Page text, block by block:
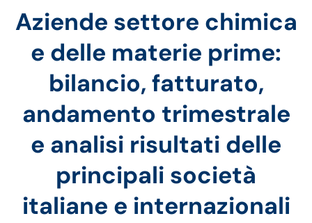
Aziende settore chimica
e delle materie prime:
bilancio, fatturato,
andamento trimestrale
e analisi risultati delle
principali società
italiane e internazionali